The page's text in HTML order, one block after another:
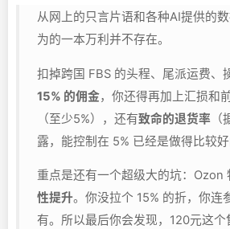
从网上的只言片语和各种AI提供的
为的一本万利并不存在。
扣掉跨国 FBS 的头程、尾派运费、
15% 的佣金，你还得再加上汇损和
（至少5%），还有致命的退货率
露，能控制在 5% 已经是做得比较好
重点是还有一个超级大的坑：Ozon
性提升。你没拉个 15% 的折，你连
有。所以最后你会发现，120元这